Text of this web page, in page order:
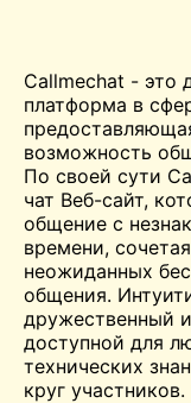
Callmechat - это
платформа в
возможность
По своей сути
чат Веб-сайт,
общение с
времени,
неожиданных
общения.
дружественный
доступной для
технических
круг участников.